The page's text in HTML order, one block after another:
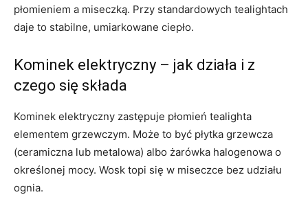
płomieniem a miseczką. Przy standardowych tealightach
daje to stabilne, umiarkowane ciepło.
Kominek elektryczny – jak działa i z
czego się składa
Kominek elektryczny zastępuje płomień tealighta
elementem grzewczym. Może to być płytka grzewcza
(ceramiczna lub metalowa) albo żarówka halogenowa o
określonej mocy. Wosk topi się w miseczce bez udziału
ognia.